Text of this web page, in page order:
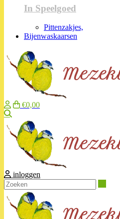
In Speelgoed
Pittenzakjes,
Bijenwaskaarsen
€0,00
inloggen